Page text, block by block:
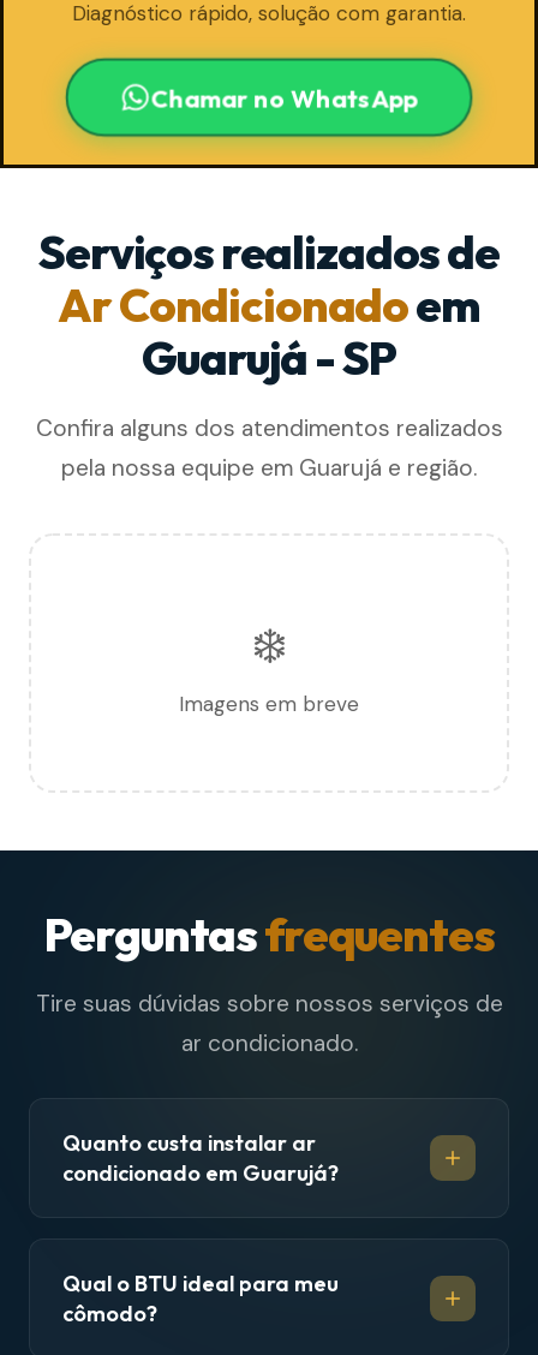
Diagnóstico rápido, solução com garantia.
Chamar no WhatsApp
Serviços realizados de
Ar Condicionadoem
Guarujá - SP
Confira alguns dos atendimentos realizados
pela nossa equipe em Guarujá e região.
❄️
Imagens em breve
Perguntasfrequentes
Tire suas dúvidas sobre nossos serviços de
ar condicionado.
Quanto custa instalar ar
condicionado em Guarujá?
Qual o BTU ideal para meu
cômodo?